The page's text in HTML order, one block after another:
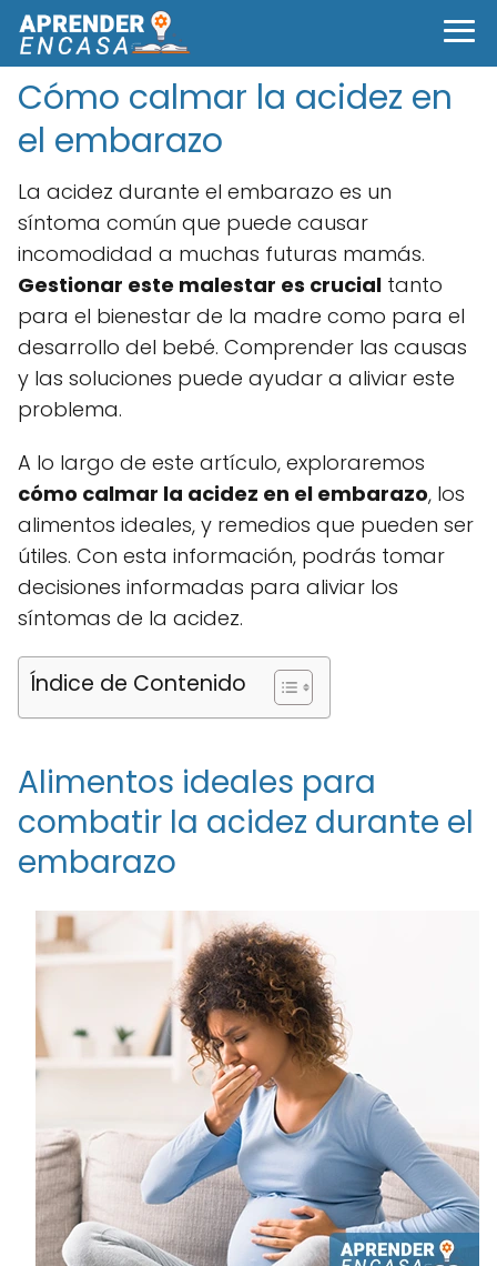
Cómo calmar la acidez en
el embarazo
La acidez durante el embarazo es un
síntoma común que puede causar
incomodidad a muchas futuras mamás.
Gestionar este malestar es crucial tanto
para el bienestar de la madre como para el
desarrollo del bebé. Comprender las causas
y las soluciones puede ayudar a aliviar este
problema.
A lo largo de este artículo, exploraremos
cómo calmar la acidez en el embarazo, los
alimentos ideales, y remedios que pueden ser
útiles. Con esta información, podrás tomar
decisiones informadas para aliviar los
síntomas de la acidez.
Índice de Contenido
Alimentos ideales para
combatir la acidez durante el
embarazo